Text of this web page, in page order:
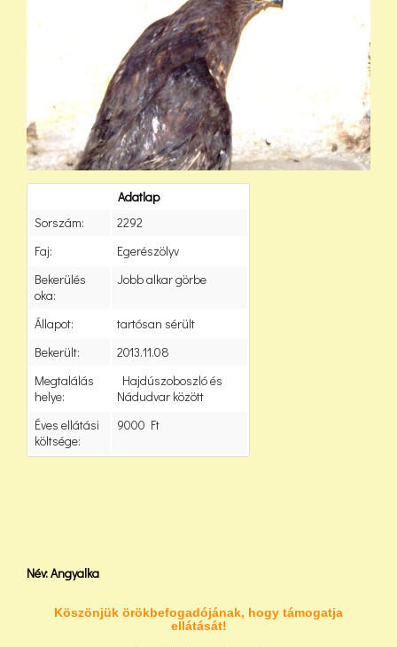
Adatlap
Sorszám:
2292
Faj:
Egerészölyv
Bekerülés
oka:
Jobb alkar görbe
Állapot:
tartósan sérült
Bekerült:
2013.11.08
Megtalálás
helye:
Hajdúszoboszló és
Nádudvar között
Éves ellátási
költsége:
9000 Ft
Név: Angyalka
Köszönjük örökbefogadójának, hogy támogatja
ellátását!